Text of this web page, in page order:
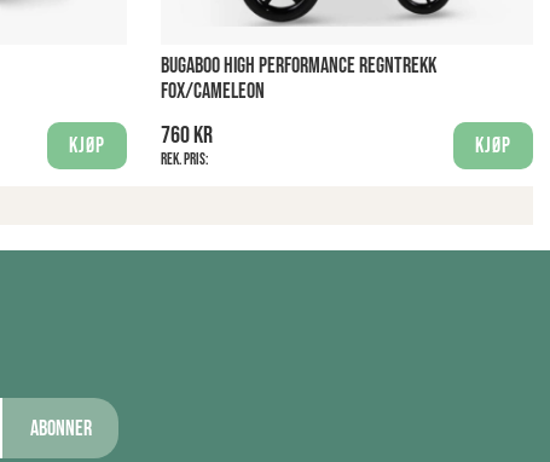
Kjøp
BUGABOO HIGH PERFORMANCE REGNTREKK
FOX/CAMELEON
760 kr
Rek. pris:
Kjøp
Abonner